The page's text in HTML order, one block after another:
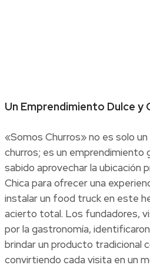
Un Emprendimiento Dulce y
«Somos Churros» no es solo
churros; es un emprendimiento
sabido aprovechar la ubicación
Chica para ofrecer una
instalar un food truck en este
acierto total. Los fundadores,
por la gastronomía,
brindar un producto tradicional
convirtiendo cada visita en un